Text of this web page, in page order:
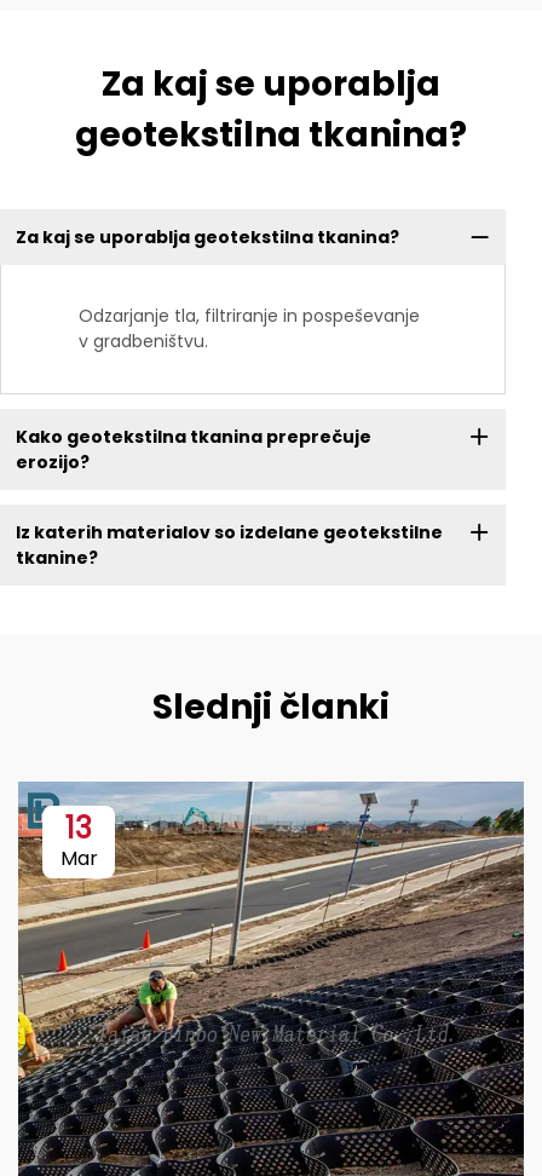
Za kaj se uporablja
geotekstilna tkanina?
Za kaj se uporablja geotekstilna tkanina?
Odzarjanje tla, filtriranje in pospeševanje
v gradbeništvu.
Kako geotekstilna tkanina preprečuje
erozijo?
Iz katerih materialov so izdelane geotekstilne
tkanine?
Slednji članki
13
Mar